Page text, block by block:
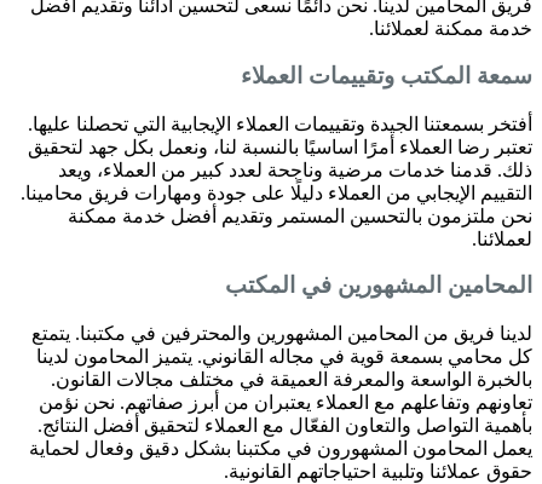
فريق المحامين لدينا. نحن دائمًا نسعى لتحسين أدائنا وتقديم أفضل
خدمة ممكنة لعملائنا.
سمعة المكتب وتقييمات العملاء
أفتخر بسمعتنا الجيدة وتقييمات العملاء الإيجابية التي تحصلنا عليها.
تعتبر رضا العملاء أمرًا اساسيًا بالنسبة لنا، ونعمل بكل جهد لتحقيق
ذلك. قدمنا خدمات مرضية وناجحة لعدد كبير من العملاء، ويعد
التقييم الإيجابي من العملاء دليلًا على جودة ومهارات فريق محامينا.
نحن ملتزمون بالتحسين المستمر وتقديم أفضل خدمة ممكنة
لعملائنا.
المحامين المشهورين في المكتب
لدينا فريق من المحامين المشهورين والمحترفين في مكتبنا. يتمتع
كل محامي بسمعة قوية في مجاله القانوني. يتميز المحامون لدينا
بالخبرة الواسعة والمعرفة العميقة في مختلف مجالات القانون.
تعاونهم وتفاعلهم مع العملاء يعتبران من أبرز صفاتهم. نحن نؤمن
بأهمية التواصل والتعاون الفعّال مع العملاء لتحقيق أفضل النتائج.
يعمل المحامون المشهورون في مكتبنا بشكل دقيق وفعال لحماية
حقوق عملائنا وتلبية احتياجاتهم القانونية.